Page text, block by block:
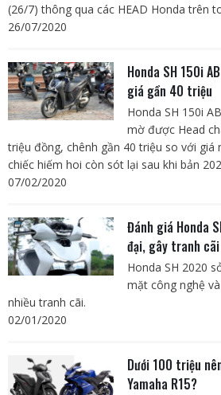
(26/7) thông qua các HEAD Honda trên
26/07/2020
Honda SH 150i
giá gần 40 triệu
Honda SH 150i
mờ được Head
triệu đồng, chênh gần 40 triệu so với giá
chiếc hiếm hoi còn sót lại sau khi bản
07/02/2020
Đánh giá Honda
đại, gây tranh cãi
Honda SH 2020
mặt công nghệ
nhiều tranh cãi.
02/01/2020
Dưới 100 triệu
Yamaha R15?